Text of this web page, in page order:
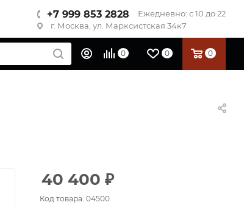
+7 999 853 2828
Ежедневно: с 10 до 22
г. Москва, ул. Марксистская 34к7
0 0 0
40 400 ₽
Код товара: 04500